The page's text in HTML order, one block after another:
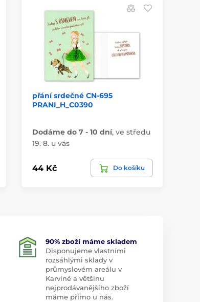
přání srdečné CN-695
PRANI_H_C0390
Dodáme do 7 - 10 dní, ve středu
19. 8. u vás
44 Kč Do košíku
90% zboží máme skladem
Disponujeme vlastními
rozsáhlými sklady v
průmyslovém areálu v
Karviné a většinu
nejprodávanějšího zboží
máme přímo u nás.